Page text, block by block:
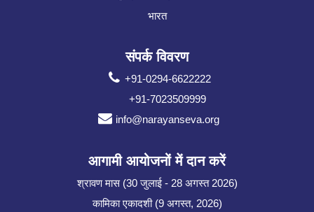
भारत
संपर्क विवरण
+91-0294-6622222
+91-7023509999
info@narayanseva.org
आगामी आयोजनों में दान करें
श्रावण मास (30 जुलाई - 28 अगस्त 2026)
कामिका एकादशी (9 अगस्त, 2026)